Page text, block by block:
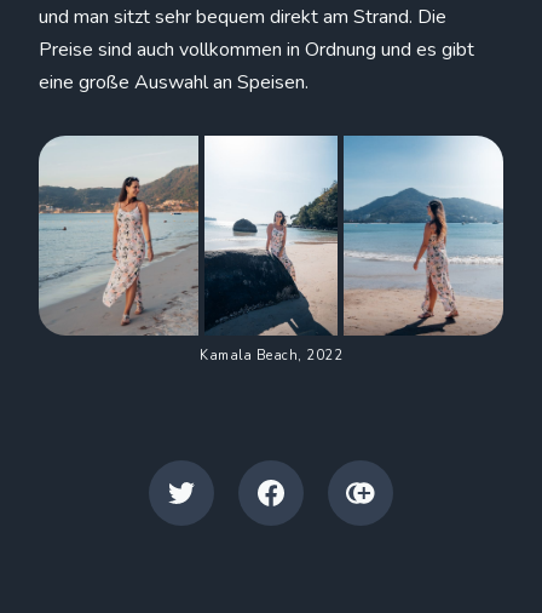
und man sitzt sehr bequem direkt am Strand. Die
Preise sind auch vollkommen in Ordnung und es gibt
eine große Auswahl an Speisen.
Kamala Beach, 2022